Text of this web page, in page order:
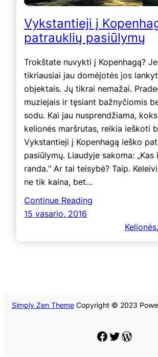
Vykstantieji į
patrauklių pasiūlymų
Trokštate nuvykti į Kopenhagą?
tikriausiai jau domėjotės jos
objektais. Jų tikrai nemažai.
muziejais ir tęsiant bažnyčiomis
sodu. Kai jau nusprendžiama,
kelionės maršrutas, reikia ieškoti
Vykstantieji į Kopenhagą ieško
pasiūlymų. Liaudyje sakoma: „Kas
randa.“ Ar tai teisybė? Taip.
ne tik kaina, bet…
Continue Reading
15 vasario, 2016
Kelionės,
Simply Zen ThemeCopyright © 2023
Facebook
Twitter